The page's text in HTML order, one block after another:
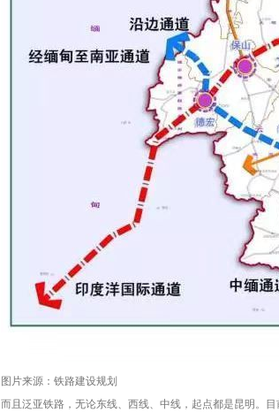
图片来源：铁路建设规划
而且泛亚铁路，无论东线、西线、中线，起点都是昆明。